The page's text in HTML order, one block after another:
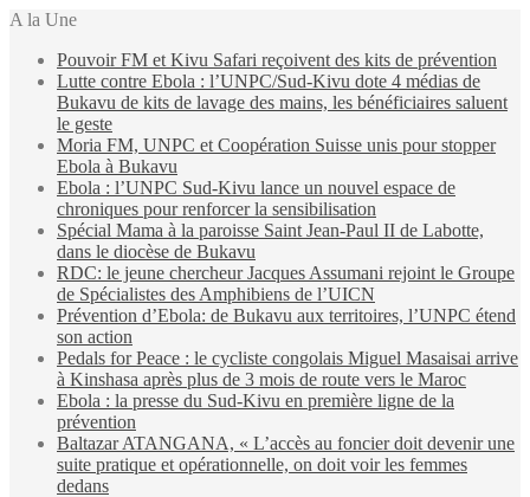
A la Une
Pouvoir FM et Kivu Safari reçoivent des kits de prévention
Lutte contre Ebola : l’UNPC/Sud-Kivu dote 4 médias de
Bukavu de kits de lavage des mains, les bénéficiaires saluent
le geste
Moria FM, UNPC et Coopération Suisse unis pour stopper
Ebola à Bukavu
Ebola : l’UNPC Sud-Kivu lance un nouvel espace de
chroniques pour renforcer la sensibilisation
Spécial Mama à la paroisse Saint Jean-Paul II de Labotte,
dans le diocèse de Bukavu
RDC: le jeune chercheur Jacques Assumani rejoint le Groupe
de Spécialistes des Amphibiens de l’UICN
Prévention d’Ebola: de Bukavu aux territoires, l’UNPC étend
son action
Pedals for Peace : le cycliste congolais Miguel Masaisai arrive
à Kinshasa après plus de 3 mois de route vers le Maroc
Ebola : la presse du Sud-Kivu en première ligne de la
prévention
Baltazar ATANGANA, « L’accès au foncier doit devenir une
suite pratique et opérationnelle, on doit voir les femmes
dedans